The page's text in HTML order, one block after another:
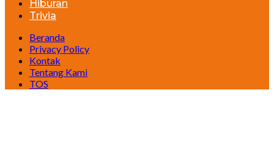
Hiburan
Trivia
Beranda
Privacy Policy
Kontak
Tentang Kami
TOS